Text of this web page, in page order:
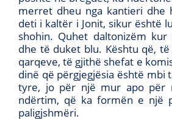
merret dheu nga kantieri dhe
deti i kaltër i Jonit, sikur është
shohin. Quhet daltonizëm
dhe të duket blu. Kështu që,
qarqeve, të gjithë shefat e
dinë që përgjegjësia është mbi
tyre, jo për një mur apo për
ndërtim, që ka formën e një
paligjshmëri.